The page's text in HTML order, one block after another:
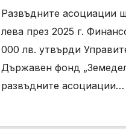
Развъдните асоциации
лева през 2025 г.
000 лв. утвърди
Държавен фонд
развъдните асоциации…